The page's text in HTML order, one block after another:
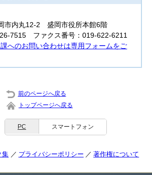
市内丸12-2 盛岡市役所本館6階
7515 ファクス番号：019-622-6211
へのお問い合わせは専用フォームをご
前のページへ戻る
トップページへ戻る
PC スマートフォン
集 プライバシーポリシー 著作権について